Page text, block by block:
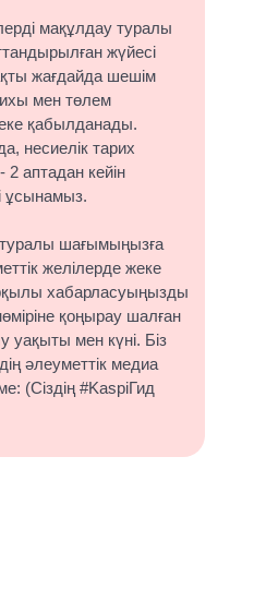
мақұлдау туралы
жүйесі
жағдайда шешім
мен төлем
қабылданады.
несиелік тарих
2 аптадан кейін
ұсынамыз.
шағымыңызға
желілерде жеке
хабарласуыңызды
қоңырау шалған
уақыты мен күні. Біз
әлеуметтік медиа
(Сіздің #KaspiГид